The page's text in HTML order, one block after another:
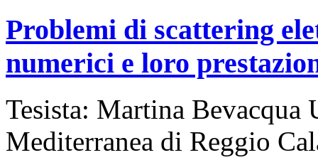
Problemi di scattering
numerici e loro
Tesista: Martina
Mediterranea di Reggio